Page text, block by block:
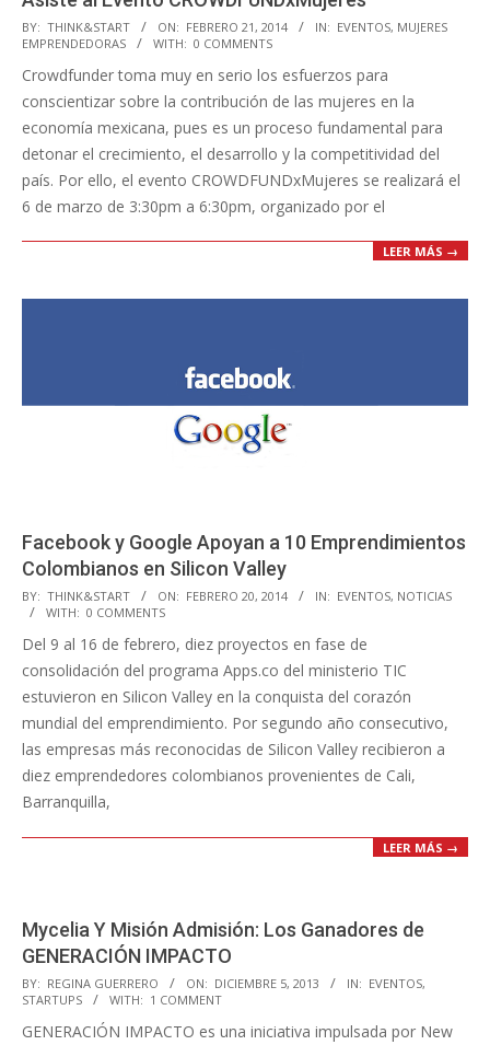
2014-
02-
21
BY: THINK&START ON: FEBRERO 21, 2014 IN: EVENTOS, MUJERES
EMPRENDEDORAS
WITH: 0 COMMENTS
Crowdfunder toma muy en serio los esfuerzos para
conscientizar sobre la contribución de las mujeres en la
economía mexicana, pues es un proceso fundamental para
detonar el crecimiento, el desarrollo y la competitividad del
país. Por ello, el evento CROWDFUNDxMujeres se realizará el
6 de marzo de 3:30pm a 6:30pm, organizado por el
LEER MÁS →
Facebook y Google Apoyan a 10 Emprendimientos
Colombianos en Silicon Valley
2014-
02-
20
BY: THINK&START ON: FEBRERO 20, 2014 IN: EVENTOS, NOTICIAS
WITH: 0 COMMENTS
Del 9 al 16 de febrero, diez proyectos en fase de
consolidación del programa Apps.co del ministerio TIC
estuvieron en Silicon Valley en la conquista del corazón
mundial del emprendimiento. Por segundo año consecutivo,
las empresas más reconocidas de Silicon Valley recibieron a
diez emprendedores colombianos provenientes de Cali,
Barranquilla,
LEER MÁS →
Mycelia Y Misión Admisión: Los Ganadores de
GENERACIÓN IMPACTO
2013-
12-
05
BY: REGINA GUERRERO ON: DICIEMBRE 5, 2013 IN: EVENTOS,
STARTUPS
WITH: 1 COMMENT
GENERACIÓN IMPACTO es una iniciativa impulsada por New